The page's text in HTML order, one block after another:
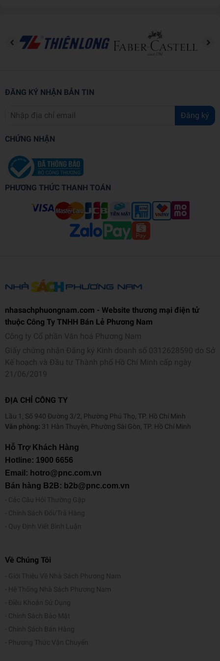
ĐĂNG KÝ NHẬN BẢN TIN
Đăng ký
CHỨNG NHẬN
PHƯƠNG THỨC THANH TOÁN
nhasachphuongnam.com - Website thương mại điện tử
thuộc Công Ty TNHH Bán Lẻ Phương Nam
Công ty Cổ phần Văn hoá Phương Nam
Giấy chứng nhận Đăng ký Kinh doanh số 0312628590 do Sở
Kế hoạch và Đầu tư Thành phố Hồ Chí Minh cấp ngày
21/06/2019
ĐỊA CHỈ CÔNG TY
Lầu 1, Số 940 Đường 3/2, Phường Phú Thọ, TP. Hồ Chí Minh
Văn phòng: 31 Hàn Thuyên, Phường Sài Gòn, TP. Hồ Chí Minh
Hỗ Trợ Khách Hàng
Hotline: 1900 6656
Email: hotro@pnc.com.vn
Bán hàng B2B: b2b@pnc.com.vn
Các Câu Hỏi Thường Gặp
Chính Sách Đổi/Trả Hàng
Quy Định Viết Bình Luận
Về Chúng Tôi
Giới Thiệu Về Nhà Sách Phương Nam
Hệ Thống Nhà Sách Phương Nam
Điều Khoản Sử Dụng
Chính Sách Bảo Mật
Chính Sách Bán Hàng
Phương Thức Vận Chuyển